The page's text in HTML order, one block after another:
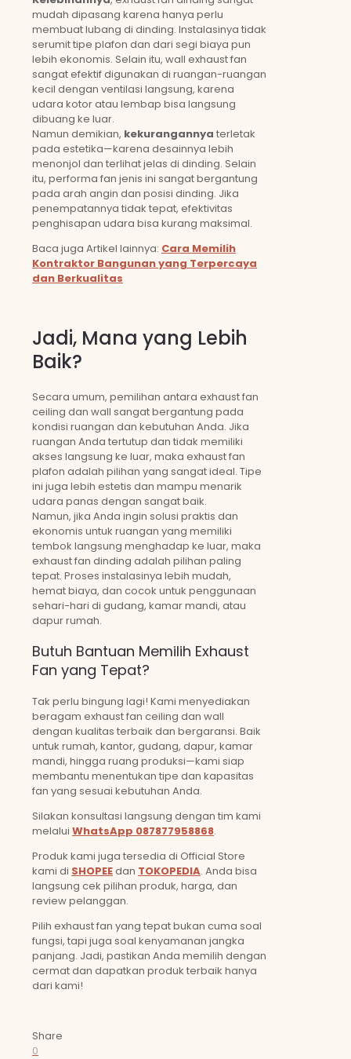
mudah dipasang karena hanya perlu
membuat lubang di dinding. Instalasinya tidak
serumit tipe plafon dan dari segi biaya pun
lebih ekonomis. Selain itu, wall exhaust fan
sangat efektif digunakan di ruangan-ruangan
kecil dengan ventilasi langsung, karena
udara kotor atau lembap bisa langsung
dibuang ke luar.
Namun demikian, kekurangannya terletak
pada estetika—karena desainnya lebih
menonjol dan terlihat jelas di dinding. Selain
itu, performa fan jenis ini sangat bergantung
pada arah angin dan posisi dinding. Jika
penempatannya tidak tepat, efektivitas
penghisapan udara bisa kurang maksimal.
Baca juga Artikel lainnya: Cara Memilih
Kontraktor Bangunan yang Terpercaya
dan Berkualitas
Jadi, Mana yang Lebih
Baik?
Secara umum, pemilihan antara exhaust fan
ceiling dan wall sangat bergantung pada
kondisi ruangan dan kebutuhan Anda. Jika
ruangan Anda tertutup dan tidak memiliki
akses langsung ke luar, maka exhaust fan
plafon adalah pilihan yang sangat ideal. Tipe
ini juga lebih estetis dan mampu menarik
udara panas dengan sangat baik.
Namun, jika Anda ingin solusi praktis dan
ekonomis untuk ruangan yang memiliki
tembok langsung menghadap ke luar, maka
exhaust fan dinding adalah pilihan paling
tepat. Proses instalasinya lebih mudah,
hemat biaya, dan cocok untuk penggunaan
sehari-hari di gudang, kamar mandi, atau
dapur rumah.
Butuh Bantuan Memilih Exhaust
Fan yang Tepat?
Tak perlu bingung lagi! Kami menyediakan
beragam exhaust fan ceiling dan wall
dengan kualitas terbaik dan bergaransi. Baik
untuk rumah, kantor, gudang, dapur, kamar
mandi, hingga ruang produksi—kami siap
membantu menentukan tipe dan kapasitas
fan yang sesuai kebutuhan Anda.
Silakan konsultasi langsung dengan tim kami
melalui WhatsApp 087877958868.
Produk kami juga tersedia di Official Store
kami di SHOPEEdan TOKOPEDIA. Anda bisa
langsung cek pilihan produk, harga, dan
review pelanggan.
Pilih exhaust fan yang tepat bukan cuma soal
fungsi, tapi juga soal kenyamanan jangka
panjang. Jadi, pastikan Anda memilih dengan
cermat dan dapatkan produk terbaik hanya
dari kami!
Share
0